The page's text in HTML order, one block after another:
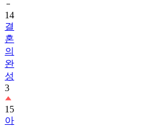
14
결
혼
의
완
성
3
15
아